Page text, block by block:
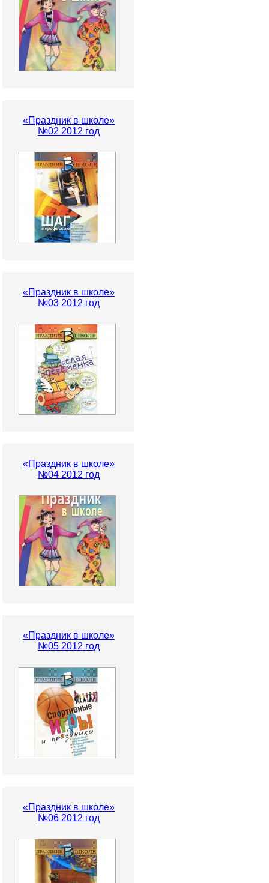
«Праздник в школе»
№02 2012 год
«Праздник в школе»
№03 2012 год
«Праздник в школе»
№04 2012 год
«Праздник в школе»
№05 2012 год
«Праздник в школе»
№06 2012 год